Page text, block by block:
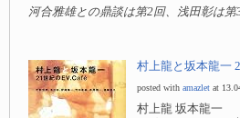
河合雅雄との鼎談は第2回、浅田彰は第
村上龍と坂本龍一
posted with amazlet at
村上龍 坂本龍一